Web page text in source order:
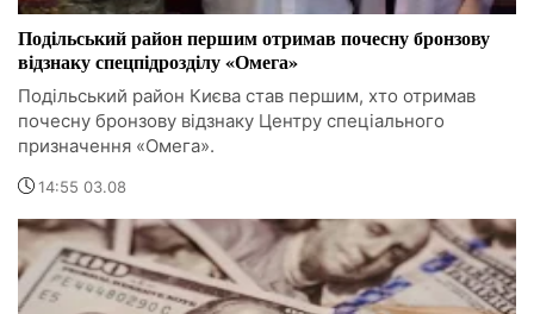
Подільський район першим отримав почесну бронзову
відзнаку спецпідрозділу «Омега»
Подільський район Києва став першим, хто отримав
почесну бронзову відзнаку Центру спеціального
призначення «Омега».
14:55 03.08